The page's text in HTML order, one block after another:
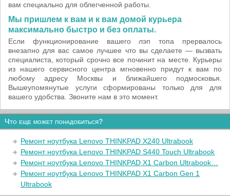
вам специально для облегченной работы.
Мы пришлем к вам и к вам домой курьера
максимально быстро и без оплаты.
Если функционирование вашего лэп топа прервалось
внезапно для вас самое лучшее что вы сделаете — вызвать
специалиста, который срочно все починит на месте. Курьеры
из нашего сервисного центра мгновенно придут к вам по
любому адресу Москвы и ближайшего подмосковья.
Вышеупомянутые услуги сформированы только для для
вашего удобства. Звоните нам в это момент.
Что еще может понадобиться?
Ремонт ноутбука Lenovo THINKPAD X240 Ultrabook
Ремонт ноутбука Lenovo THINKPAD S440 Touch Ultrabook
Ремонт ноутбука Lenovo THINKPAD X1 Carbon Ultrabook…
Ремонт ноутбука Lenovo THINKPAD X1 Carbon Gen 1
Ultrabook